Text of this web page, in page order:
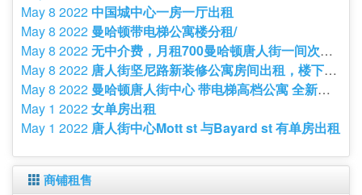
May 8 2022 中国城中心一房一厅出租
May 8 2022 曼哈顿带电梯公寓楼分租/
May 8 2022无中介费，月租700曼哈顿唐人街一间次卧出租 ！!
May 8 2022 唐人街坚尼路新装修公寓房间出租，楼下有F车站
May 8 2022 曼哈顿唐人街中心 带电梯高档公寓 全新大单房🧧1350
May 1 2022女单房出租
May 1 2022 唐人街中心Mott st 与Bayard st 有单房出租
商铺租售